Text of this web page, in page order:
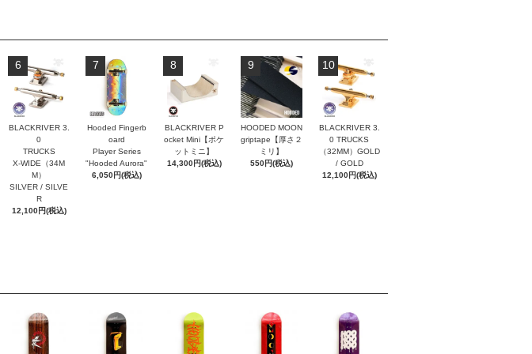
6
BLACKRIVER 3.
0
TRUCKS
X-WIDE（34M
M）
SILVER / SILVE
R
12,100円(税込)
7
Hooded Fingerb
oard
Player Series
"Hooded Aurora"
6,050円(税込)
8
BLACKRIVER P
ocket Mini【ポケ
ットミニ】
14,300円(税込)
9
HOODED MOON
griptape【厚さ２
ミリ】
550円(税込)
10
BLACKRIVER 3.
0 TRUCKS
（32MM）GOLD
/ GOLD
12,100円(税込)